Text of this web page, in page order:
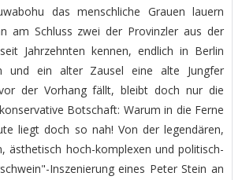
das menschliche Grauen lauern
am Schluss zwei der Provinzler aus der
Jahrzehnten kennen, endlich in Berlin
und ein alter Zausel eine alte Jungfer
der Vorhang fällt, bleibt doch nur die
Botschaft: Warum in die Ferne
liegt doch so nah! Von der legendären,
ästhetisch hoch-komplexen und politisch-
Inszenierung eines Peter Stein an